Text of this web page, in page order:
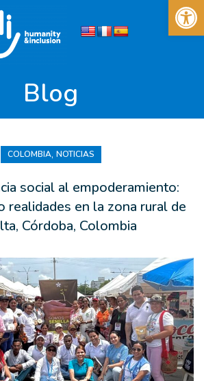
Blog
COLOMBIA, NOTICIAS
social al empoderamiento:
realidades en la zona rural de
Córdoba, Colombia